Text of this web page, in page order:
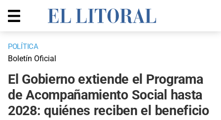
POLÍTICA
Boletín Oficial
El Gobierno extiende el Programa
de Acompañamiento Social hasta
2028: quiénes reciben el beneficio